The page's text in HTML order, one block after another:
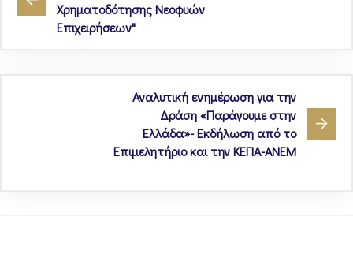
Χρηματοδότησης Νεοφυών
Επιχειρήσεων"
Αναλυτική ενημέρωση για την
Δράση «Παράγουμε στην
Ελλάδα»- Εκδήλωση από το
Επιμελητήριο και την ΚΕΠΑ-ΑΝΕΜ